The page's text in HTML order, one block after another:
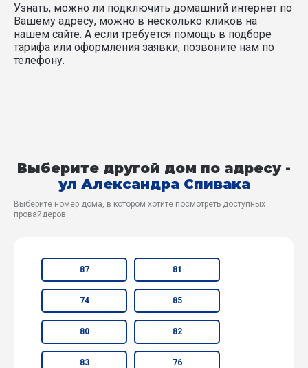
Узнать, можно ли подключить домашний интернет по
Вашему адресу, можно в несколько кликов на
нашем сайте. А если требуется помощь в подборе
тарифа или оформления заявки, позвоните нам по
телефону.
Выберите другой дом по адресу -
ул Александра Спивака
Выберите номер дома, в котором хотите посмотреть доступных
провайдеров
87 81
74 85
80 82
83 76